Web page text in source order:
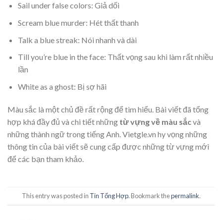
Sail under false colors: Giả dối
Scream blue murder: Hét thất thanh
Talk a blue streak: Nói nhanh và dài
Till you’re blue in the face: Thất vọng sau khi làm rất nhiều
lần
White as a ghost: Bị sợ hãi
Màu sắc là một chủ đề rất rộng để tìm hiểu. Bài viết đã tổng
hợp khá đầy đủ và chi tiết những từ vựng về màu sắcvà
những thành ngữ trong tiếng Anh. Vietgle.vn hy vọng những
thông tin của bài viết sẽ cung cấp được những từ vựng mới
để các bạn tham khảo.
This entry was posted in Tin Tổng Hợp. Bookmark thepermalink.